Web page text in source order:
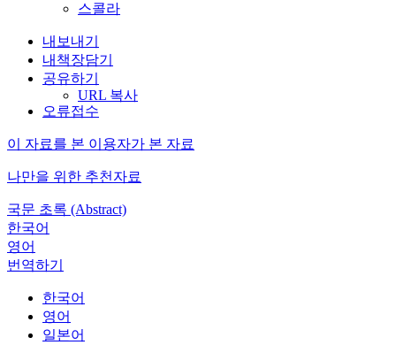
스콜라
내보내기
내책장담기
공유하기
URL 복사
오류접수
이 자료를 본 이용자가 본 자료
나만을 위한 추천자료
국문 초록 (Abstract)
한국어
영어
번역하기
한국어
영어
일본어